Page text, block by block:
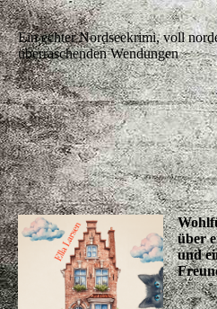
Ein echter Nordseekrimi, voll
überraschenden Wendungen
über
und